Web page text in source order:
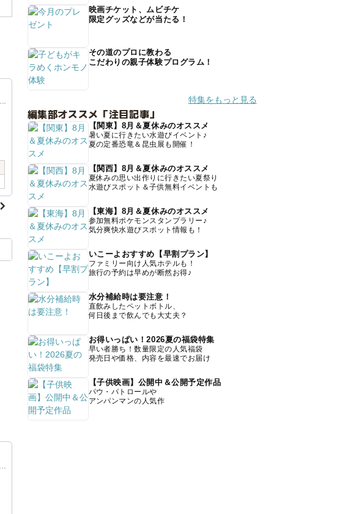
映画チケット、ムビチケ
限定グッズなどが当たる！
その道のプロに教わる
こだわりの親子体験プログラム！
特集をもっと見る
編集部オススメ「注目記事」
【関東】8月＆夏休みのオススメ
暑い夏に行きたい水遊びイベント♪
夏の定番恐竜＆昆虫展も開催！
【関西】8月＆夏休みのオススメ
夏休みの思い出作りに行きたい夏祭り
水遊びスポット＆子供無料イベントも
【東海】8月＆夏休みのオススメ
参加無料ポケモンスタンプラリー♪
気分爽快水遊びスポット情報も！
いこーよおすすめ【早割プラン】
ファミリー向け人気ホテルも！
旅行の予約は早めが断然お得♪
水分補給時は要注意！
直飲みしたペットボトル、
何日後まで飲んでも大丈夫？
お得いっぱい！2026夏の福袋特集
早い者勝ち！数量限定の人気福袋
発売日や価格、内容を最速でお届け
【子供映画】公開中＆公開予定作品
パウ・パトロールや
アンパンマンの人気作